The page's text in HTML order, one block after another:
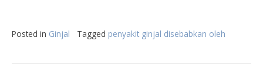
Posted in Ginjal Tagged penyakit ginjal disebabkan oleh